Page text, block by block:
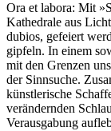
Ora et labora: Mit
Kathedrale aus
dubios, gefeiert
gipfeln. In einem
mit den Grenzen
der Sinnsuche.
künstlerische
verändernden
Verausgabung